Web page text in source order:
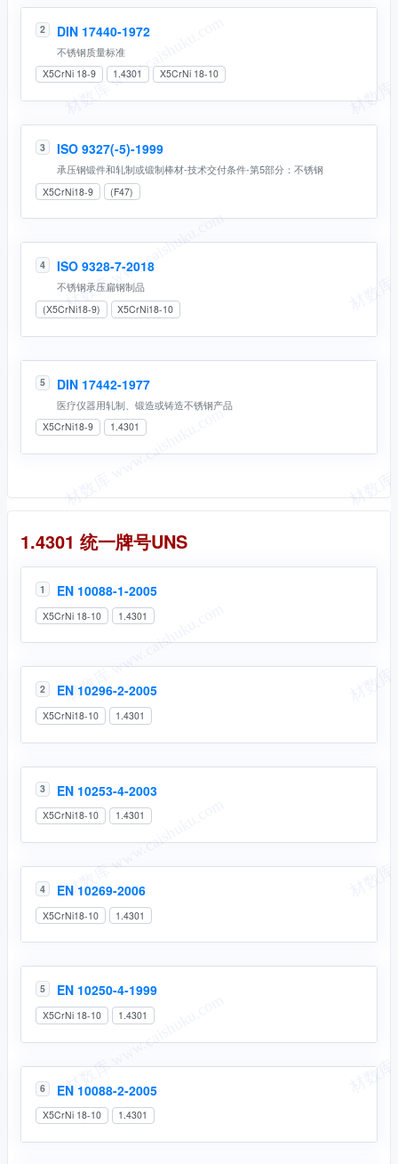
2 DIN 17440-1972
不锈钢质量标准
X5CrNi 18-9 1.4301 X5CrNi 18-10
3 ISO 9327(-5)-1999
承压钢锻件和轧制或锻制棒材-技术交付条件-第5部分：不锈钢
X5CrNi18-9 (F47)
4 ISO 9328-7-2018
不锈钢承压扁钢制品
(X5CrNi18-9) X5CrNi18-10
5 DIN 17442-1977
医疗仪器用轧制、锻造或铸造不锈钢产品
X5CrNi18-9 1.4301
统一牌号
1.4301 统一牌号UNS
1 EN 10088-1-2005
X5CrNi 18-10 1.4301
2 EN 10296-2-2005
X5CrNi18-10 1.4301
3 EN 10253-4-2003
X5CrNi18-10 1.4301
4 EN 10269-2006
X5CrNi18-10 1.4301
5 EN 10250-4-1999
X5CrNi 18-10 1.4301
6 EN 10088-2-2005
X5CrNi 18-10 1.4301